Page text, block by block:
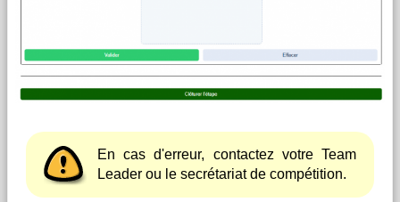
En cas d'erreur, contactez votre Team
Leader ou le secrétariat de compétition.